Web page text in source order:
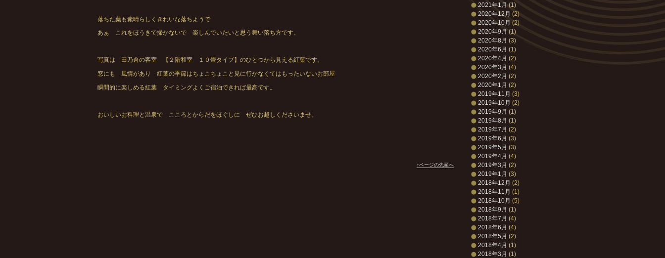
落ちた葉も素晴らしくきれいな落ちようで
あぁ これをほうきで掃かないで 楽しんでいたいと思う舞い落ち方です。
写真は 田乃倉の客室 【２階和室 １０畳タイプ】のひとつから見える紅葉です。
窓にも 風情があり 紅葉の季節はちょこちょこと見に行かなくてはもったいないお部屋
瞬間的に楽しめる紅葉 タイミングよくご宿泊できれば最高です。
おいしいお料理と温泉で こころとからだをほぐしに ぜひお越しくださいませ。
↑ページの先頭へ
2021年1月 (1)
2020年12月 (2)
2020年10月 (2)
2020年9月 (1)
2020年8月 (3)
2020年6月 (1)
2020年4月 (2)
2020年3月 (4)
2020年2月 (2)
2020年1月 (2)
2019年11月 (3)
2019年10月 (2)
2019年9月 (1)
2019年8月 (1)
2019年7月 (2)
2019年6月 (3)
2019年5月 (3)
2019年4月 (4)
2019年3月 (2)
2019年1月 (3)
2018年12月 (2)
2018年11月 (1)
2018年10月 (5)
2018年9月 (1)
2018年7月 (4)
2018年6月 (4)
2018年5月 (2)
2018年4月 (1)
2018年3月 (1)